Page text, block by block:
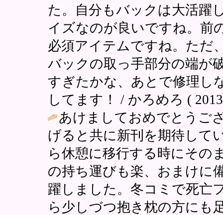
た。自分もバックは大活躍
イズなのが良いですね。前
必須アイテムですね。ただ
バックの取っ手部分の端
すぎたかな、あとで修理し
してます！ / かろめろ (
あけましておめでとうご
げると共に新刊を期待して
ら休憩に移行する時にその
の持ち運びも楽、おまけに
躍しました。冬コミで死亡
ら少しづつ抱き枕の方にも